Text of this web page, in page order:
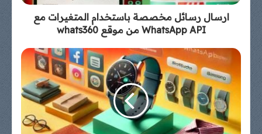
ارسال رسائل مخصصة باستخدام المتغيرات مع
WhatsApp API من موقع whats360